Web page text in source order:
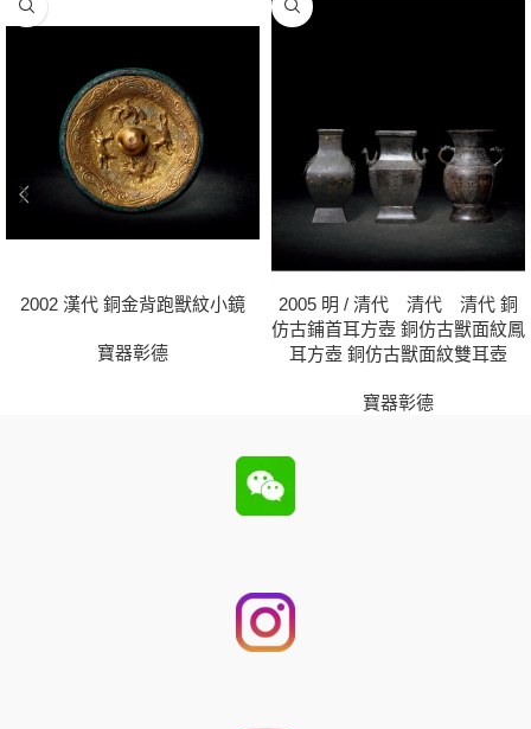
2002 漢代 銅金背跑獸紋小鏡
寶器彰德
2005 明 / 清代 清代 清代 銅
仿古鋪首耳方壺 銅仿古獸面紋鳳
耳方壺 銅仿古獸面紋雙耳壺
寶器彰德